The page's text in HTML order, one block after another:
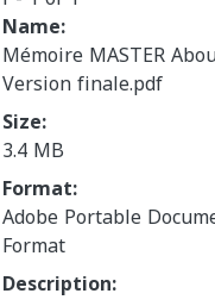
Name:
Mémoire MASTER
Version finale.pdf
Size:
3.4 MB
Format:
Adobe Portable
Format
Description: